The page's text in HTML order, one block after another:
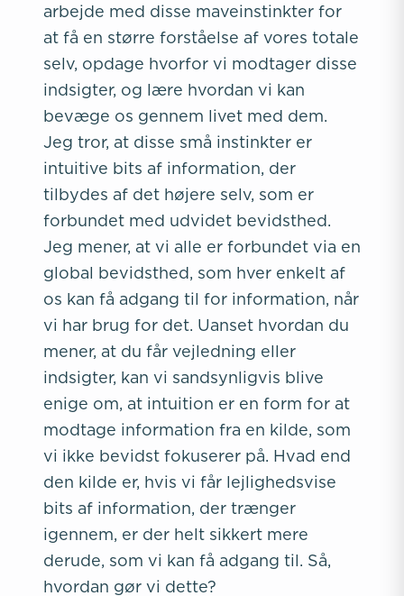
arbejde med disse maveinstinkter for
at få en større forståelse af vores totale
selv, opdage hvorfor vi modtager disse
indsigter, og lære hvordan vi kan
bevæge os gennem livet med dem.
Jeg tror, at disse små instinkter er
intuitive bits af information, der
tilbydes af det højere selv, som er
forbundet med udvidet bevidsthed.
Jeg mener, at vi alle er forbundet via en
global bevidsthed, som hver enkelt af
os kan få adgang til for information, når
vi har brug for det. Uanset hvordan du
mener, at du får vejledning eller
indsigter, kan vi sandsynligvis blive
enige om, at intuition er en form for at
modtage information fra en kilde, som
vi ikke bevidst fokuserer på. Hvad end
den kilde er, hvis vi får lejlighedsvise
bits af information, der trænger
igennem, er der helt sikkert mere
derude, som vi kan få adgang til. Så,
hvordan gør vi dette?